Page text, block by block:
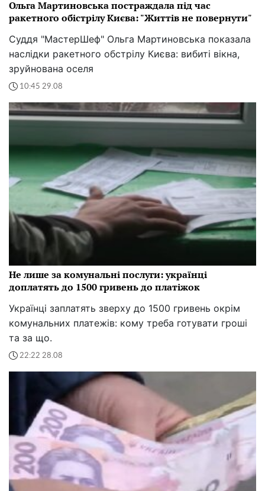
Ольга Мартиновська постраждала під час
ракетного обістрілу Києва: "Життів не повернути"
Суддя "МастерШеф" Ольга Мартиновська показала
наслідки ракетного обстрілу Києва: вибиті вікна,
зруйнована оселя
10:45 29.08
Не лише за комунальні послуги: українці
доплатять до 1500 гривень до платіжок
Українці заплатять зверху до 1500 гривень окрім
комунальних платежів: кому треба готувати гроші
та за що.
22:22 28.08